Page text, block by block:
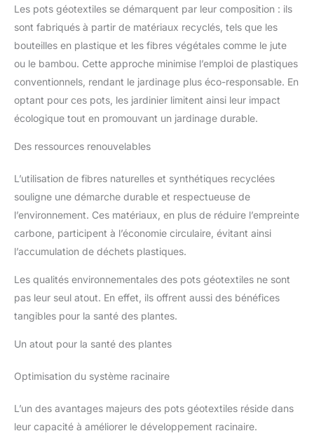
Les pots géotextiles se démarquent par leur composition : ils
sont fabriqués à partir de matériaux recyclés, tels que les
bouteilles en plastique et les fibres végétales comme le jute
ou le bambou. Cette approche minimise l’emploi de plastiques
conventionnels, rendant le jardinage plus éco-responsable. En
optant pour ces pots, les jardinier limitent ainsi leur impact
écologique tout en promouvant un jardinage durable.
Des ressources renouvelables
L’utilisation de fibres naturelles et synthétiques recyclées
souligne une démarche durable et respectueuse de
l’environnement. Ces matériaux, en plus de réduire l’empreinte
carbone, participent à l’économie circulaire, évitant ainsi
l’accumulation de déchets plastiques.
Les qualités environnementales des pots géotextiles ne sont
pas leur seul atout. En effet, ils offrent aussi des bénéfices
tangibles pour la santé des plantes.
Un atout pour la santé des plantes
Optimisation du système racinaire
L’un des avantages majeurs des pots géotextiles réside dans
leur capacité à améliorer le développement racinaire.